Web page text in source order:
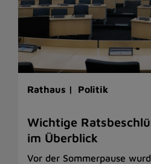
Rathaus | Politik
Wichtige
im Überblick
Vor der Sommerpause